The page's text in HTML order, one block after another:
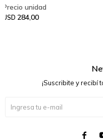
USD 284,00
¡Suscribite y recibí
